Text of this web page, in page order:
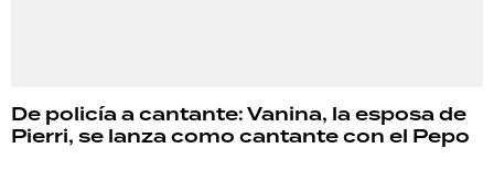
De policía a cantante: Vanina, la esposa de
Pierri, se lanza como cantante con el Pepo